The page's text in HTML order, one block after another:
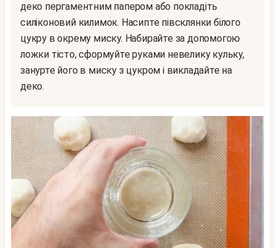
деко пергаментним папером або покладіть
силіконовий килимок. Насипте півсклянки білого
цукру в окрему миску. Набирайте за допомогою
ложки тісто, сформуйте руками невелику кульку,
занурте його в миску з цукром і викладайте на
деко.